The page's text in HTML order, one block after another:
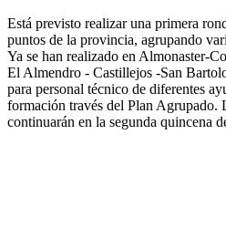
Está previsto realizar una primera
puntos de la provincia, agrupando
Ya se han realizado en Almonaster-
El Almendro - Castillejos -San
para personal técnico de diferentes
formación través del Plan Agrupado.
continuarán en la segunda quincena